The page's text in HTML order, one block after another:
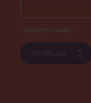
* Verplichte velden.
Verstuur